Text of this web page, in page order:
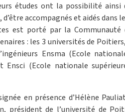
études ont la possibilité ainsi
accompagnés et aidés dans
est porté par la Communauté
: les 3 universités de
Ensma (Ecole
Ensci (Ecole nationale
en présence d’Hélène
président de l’université de